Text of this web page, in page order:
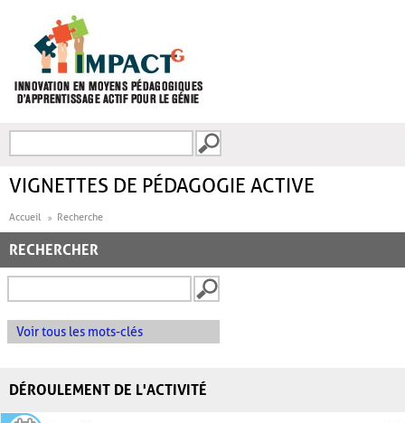
FORMULAIRE DE
VIGNETTES DE PÉDAGOGIE ACTIVE
Accueil Recherche
RECHERCHER
Voir tous les mots-clés
DÉROULEMENT DE L'ACTIVITÉ